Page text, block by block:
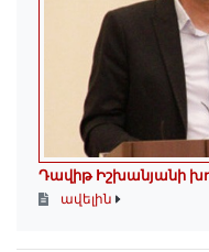
Դավիթ Իշխանյանի
ավելին